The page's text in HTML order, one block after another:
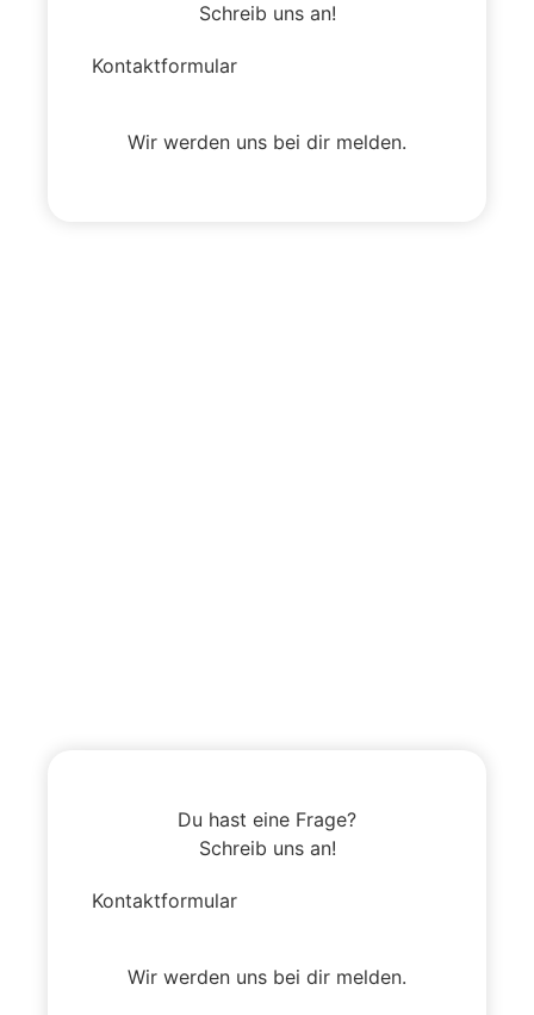
Schreib uns an!
Kontaktformular
Wir werden uns bei dir melden.
Du hast eine Frage?
Schreib uns an!
Kontaktformular
Wir werden uns bei dir melden.